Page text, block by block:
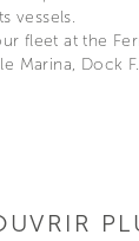
vessels.
fleet at the
Marina, Dock F.